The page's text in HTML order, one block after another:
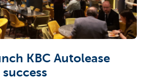
KBC Autolease